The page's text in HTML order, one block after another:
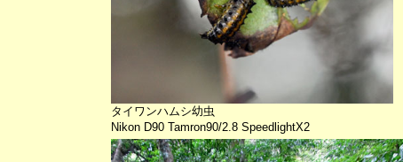
タイワンハムシ幼虫
Nikon D90 Tamron90/2.8 SpeedlightX2